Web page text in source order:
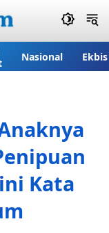
Nasional Ekbis
Kata